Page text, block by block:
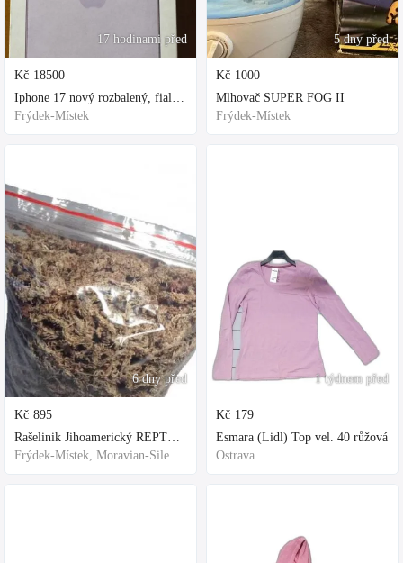
17 hodinami před
Kč 18500
Iphone 17 nový rozbalený, fialová, ochranne sklo a obal kupovane za 80
Frýdek-Místek
6 dny před
Kč 895
Rašelinik Jihoamerický REPTER - 5 balení - 500g -
Frýdek-Místek, Moravian-Silesian Region,Others
5 dny před
Kč 1000
Mlhovač SUPER FOG II
Frýdek-Místek
1 týdnem před
Kč 179
Esmara (Lidl) Top vel. 40 růžová
Ostrava